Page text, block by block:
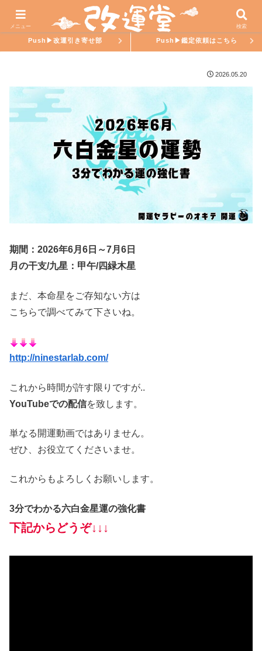
ホーム 氣學ラブ
Push▶︎改運引き寄せ部 Push▶︎鑑定依頼はこちら
2026.05.20
期間：2026年6月6日～7月6日
月の干支/九星：甲午/四緑木星
まだ、本命星をご存知ない方は
こちらで調べてみて下さいね。
http://ninestarlab.com/
これから時間が許す限りですが..
YouTubeでの配信を致します。
単なる開運動画ではありません。
ぜひ、お役立てくださいませ。
これからもよろしくお願いします。
3分でわかる六白金星運の強化書
下記からどうぞ↓↓↓
メニュー 検索